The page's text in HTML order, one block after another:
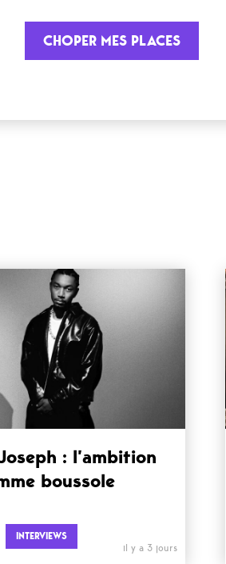
CHOPER MES PLACES
: l’ambition
boussole
INTERVIEWS
il y a 3 jours